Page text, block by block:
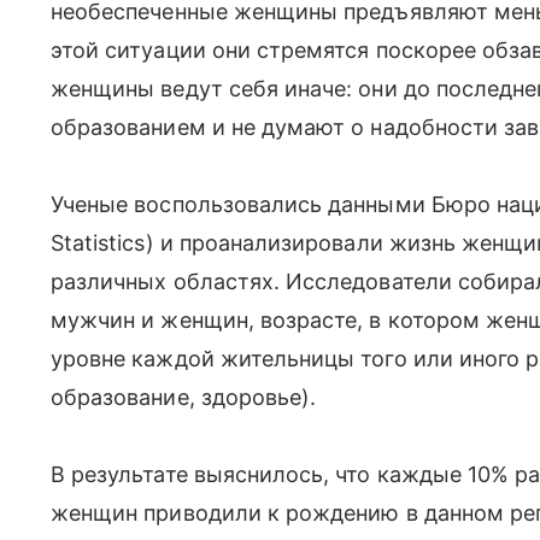
необеспеченные женщины предъявляют
этой ситуации они стремятся поскорее
женщины ведут себя иначе: они до
образованием и не думают о надобности
Ученые воспользовались данными Бюро
Statistics) и проанализировали жизнь
различных областях. Исследователи
мужчин и женщин, возрасте, в котором
уровне каждой жительницы того или иного
образование, здоровье).
В результате выяснилось, что каждые 10%
женщин приводили к рождению в данном